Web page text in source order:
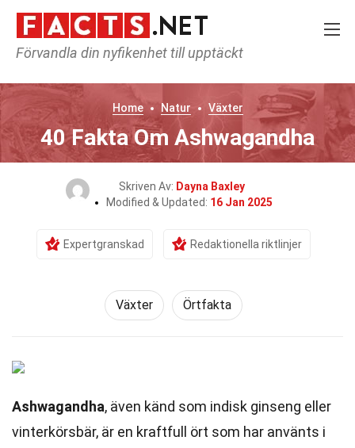
Förvandla din nyfikenhet till upptäckt
Home Natur Växter
40 Fakta Om Ashwagandha
Skriven Av: Dayna Baxley
Modified & Updated: 16 Jan 2025
Expertgranskad Redaktionella riktlinjer
Växter Örtfakta
Ashwagandha, även känd som indisk ginseng eller
vinterkörsbär, är en kraftfull ört som har använts i